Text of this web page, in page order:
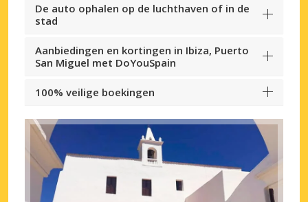
De auto ophalen op de luchthaven of in de
stad
Aanbiedingen en kortingen in Ibiza, Puerto
San Miguel met DoYouSpain
100% veilige boekingen